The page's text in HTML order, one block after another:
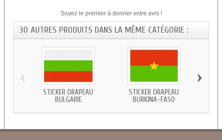
Soyez le premier à donner votre avis !
30 AUTRES PRODUITS DANS LA MÊME CATÉGORIE :
STICKER DRAPEAU
BULGARIE
STICKER DRAPEAU
BURKINA-FASO
‹ ›